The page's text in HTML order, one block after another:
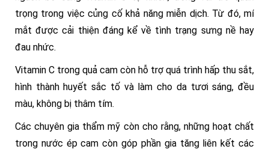
trọng trong việc củng cố khả năng miễn dịch. Từ đó, mí
mắt được cải thiện đáng kể về tình trạng sưng nề hay
đau nhức.
Vitamin C trong quả cam còn hỗ trợ quá trình hấp thu sắt,
hình thành huyết sắc tố và làm cho da tươi sáng, đều
màu, không bị thâm tím.
Các chuyên gia thẩm mỹ còn cho rằng, những hoạt chất
trong nước ép cam còn góp phần gia tăng liên kết các